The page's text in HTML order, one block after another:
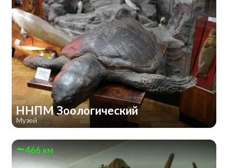
ННПМ Зоологический
Музей
466 км